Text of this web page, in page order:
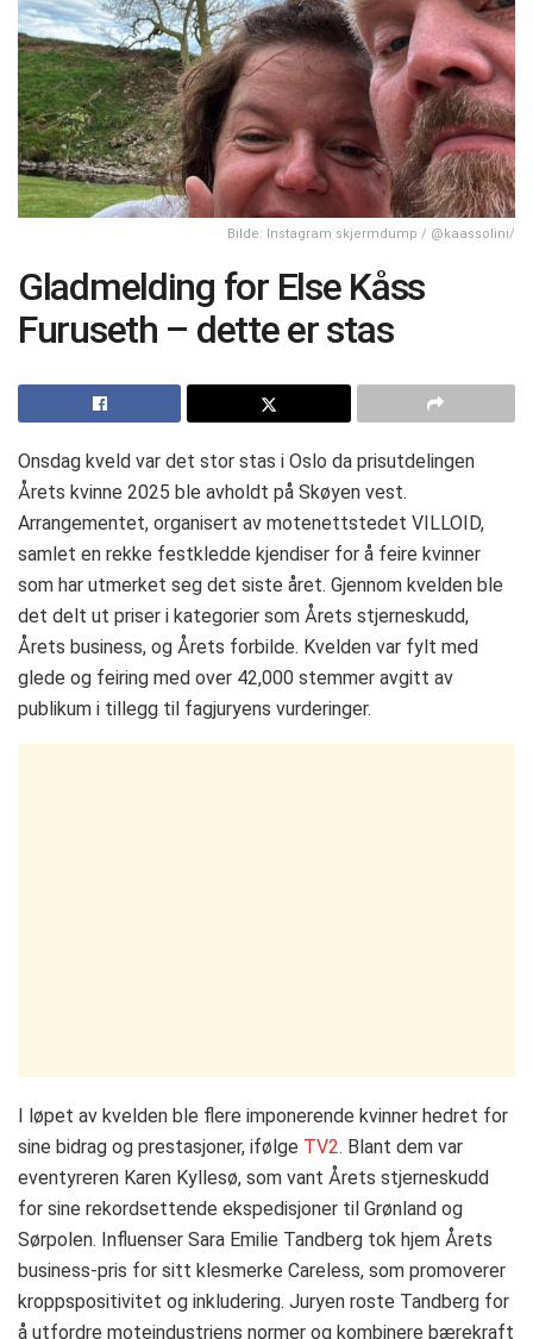
Bilde: Instagram skjermdump / @kaassolini/
Gladmelding for Else Kåss
Furuseth – dette er stas
Onsdag kveld var det stor stas i Oslo da prisutdelingen
Årets kvinne 2025 ble avholdt på Skøyen vest.
Arrangementet, organisert av motenettstedet VILLOID,
samlet en rekke festkledde kjendiser for å feire kvinner
som har utmerket seg det siste året. Gjennom kvelden ble
det delt ut priser i kategorier som Årets stjerneskudd,
Årets business, og Årets forbilde. Kvelden var fylt med
glede og feiring med over 42,000 stemmer avgitt av
publikum i tillegg til fagjuryens vurderinger.
I løpet av kvelden ble flere imponerende kvinner hedret for
sine bidrag og prestasjoner, ifølge TV2. Blant dem var
eventyreren Karen Kyllesø, som vant Årets stjerneskudd
for sine rekordsettende ekspedisjoner til Grønland og
Sørpolen. Influenser Sara Emilie Tandberg tok hjem Årets
business-pris for sitt klesmerke Careless, som promoverer
kroppspositivitet og inkludering. Juryen roste Tandberg for
å utfordre moteindustriens normer og kombinere bærekraft